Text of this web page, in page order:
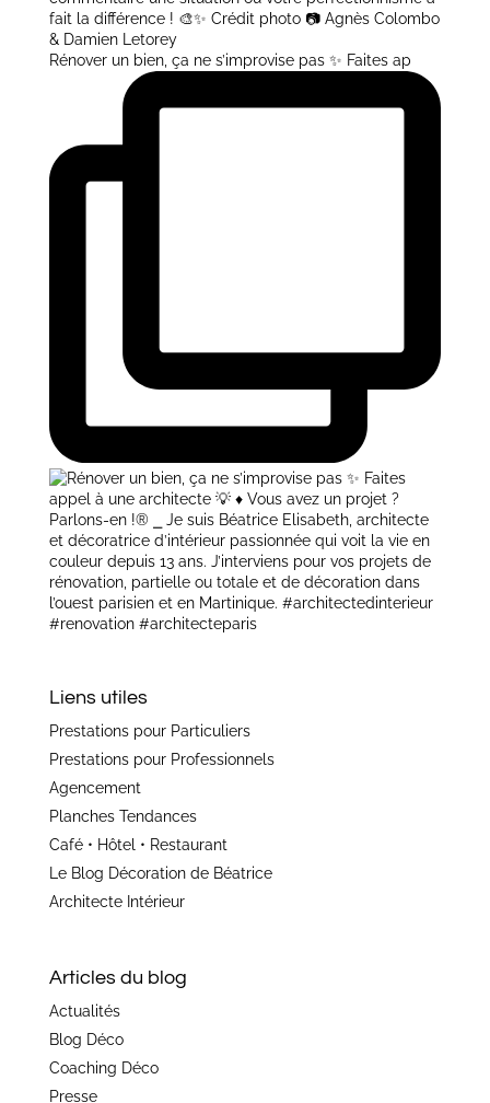
Rénover un bien, ça ne s’improvise pas ✨ Faites ap
Liens utiles
Prestations pour Particuliers
Prestations pour Professionnels
Agencement
Planches Tendances
Café • Hôtel • Restaurant
Le Blog Décoration de Béatrice
Architecte Intérieur
Articles du blog
Actualités
Blog Déco
Coaching Déco
Presse